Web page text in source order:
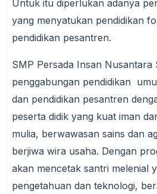
Untuk itu diperlukan adanya
yang menyatukan pendidikan
pendidikan pesantren.
SMP Persada Insan
penggabungan pendidikan
dan pendidikan pesantren
peserta didik yang kuat iman
mulia, berwawasan sains dan
berjiwa wira usaha. Dengan
akan mencetak santri melenial
pengetahuan dan teknologi,